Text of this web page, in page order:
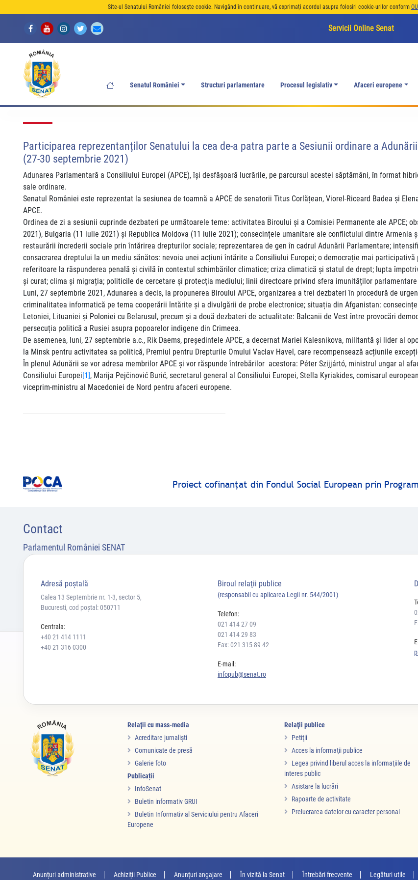
Site-ul Senatului României folosește cookie. Navigând în continuare, vă exprimați acordul asupra folosiri cookie-urilor conform
Servicii Online Senat
Senatul României Structuri parlamentare Procesul legislativ Afaceri europene
Participarea reprezentanților Senatului la cea de-a patra parte a Sesiunii ordinare a
(27-30 septembrie 2021)
Adunarea Parlamentară a Consiliului Europei (APCE), își desfășoară lucrările, pe parcursul acestei săptămâni, în format
sale ordinare.
Senatul României este reprezentat la sesiunea de toamnă a APCE de senatorii Titus Corlățean, Viorel-Riceard Badea și
APCE.
Ordinea de zi a sesiunii cuprinde dezbateri pe următoarele teme: activitatea Biroului şi a Comisiei Permanente ale APCE;
2021), Bulgaria (11 iulie 2021) și Republica Moldova (11 iulie 2021); consecințele umanitare ale conflictului dintre
restaurării încrederii sociale prin întărirea drepturilor sociale; reprezentarea de gen în cadrul Adunării Parlamentare;
consacrarea dreptului la un mediu sănătos: nevoia unei acțiuni întărite a Consiliului Europei; o democrație mai
referitoare la răspunderea penală și civilă în contextul schimbărilor climatice; criza climatică și statul de drept; lupta
și curat; clima și migrația; politicile de cercetare și protecția mediului; linii directoare privind sfera imunităților
Luni, 27 septembrie 2021, Adunarea a decis, la propunerea Biroului APCE, organizarea a trei dezbateri în procedură de
criminalitatea informatică pe tema cooperării întărite și a divulgării de probe electronice; situația din Afganistan:
Letoniei, Lituaniei și Poloniei cu Belarusul, precum și a două dezbateri de actualitate: Balcanii de Vest între provocări
persecuția politică a Rusiei asupra popoarelor indigene din Crimeea.
De asemenea, luni, 27 septembrie a.c., Rik Daems, președintele APCE, a decernat Mariei Kalesnikova, militantă și lider al
la Minsk pentru activitatea sa politică, Premiul pentru Drepturile Omului Vaclav Havel, care recompensează acțiunile
În plenul Adunării se vor adresa membrilor APCE și vor răspunde întrebărilor acestora: Péter Szijjártó, ministrul ungar al
Consiliului Europei[1], Marija Pejčinović Burić, secretarul general al Consiliului Europei, Stella Kyriakides, comisarul
viceprim-ministru al Macedoniei de Nord pentru afaceri europene.
Proiect cofinanţat din Fondul Social European prin
Contact
Parlamentul României SENAT
Adresă poştală
Calea 13 Septembrie nr. 1-3, sector 5,
Bucuresti, cod poștal: 050711
Centrala:
+40 21 414 1111
+40 21 316 0300
Biroul relaţii publice
(responsabil cu aplicarea Legii nr. 544/2001)
Telefon:
021 414 27 09
021 414 29 83
Fax: 021 315 89 42
E-mail:
infopub@senat.ro
Relaţii cu mass-media
Acreditare jurnalişti
Comunicate de presă
Galerie foto
Publicații
InfoSenat
Buletin informativ GRUI
Buletin Informativ al Serviciului pentru Afaceri
Europene
Relaţii publice
Petiţii
Acces la informaţii publice
Legea privind liberul acces la informaţiile de
interes public
Asistare la lucrări
Rapoarte de activitate
Prelucrarea datelor cu caracter personal
Anunțuri administrative Achiziții Publice Anunţuri angajare În vizită la Senat Întrebări frecvente Legături utile